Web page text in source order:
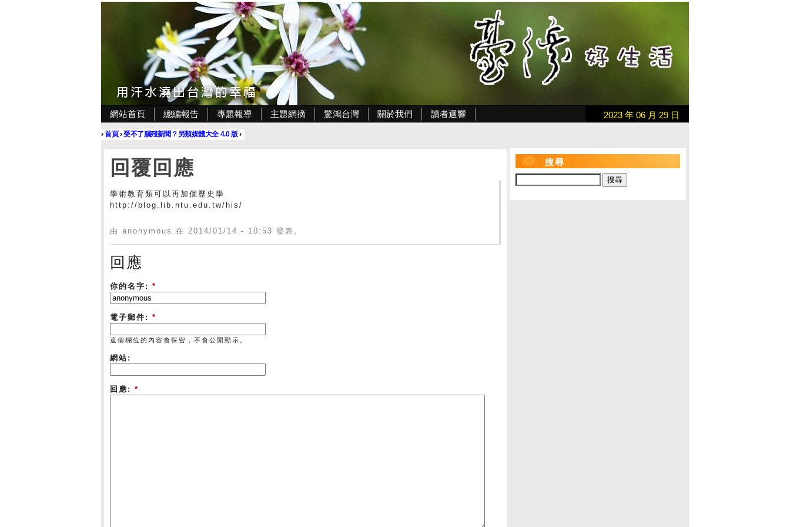
網站首頁 總編報告 專題報導 主題網摘 驚鴻台灣 關於我們 讀者迴響 2023 年 06 月 29 日
›首頁›受不了腦殘新聞？另類媒體大全 4.0 版›
回覆回應
學術教育類可以再加個歷史學
http://blog.lib.ntu.edu.tw/his/
由 anonymous 在 2014/01/14 - 10:53 發表。
回應
你的名字: *
電子郵件: *
這個欄位的內容會保密，不會公開顯示。
網站:
回應: *
搜尋